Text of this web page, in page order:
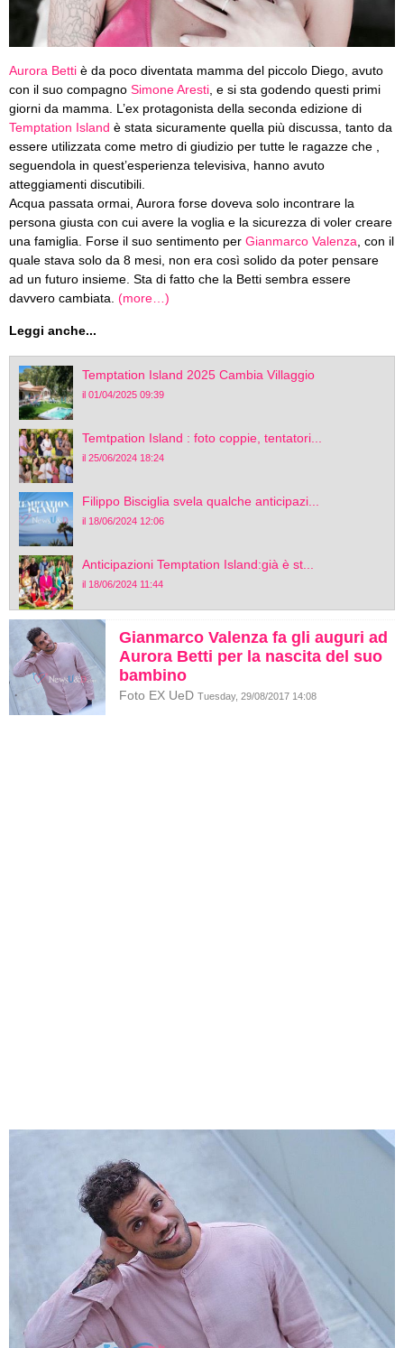
Aurora Betti è da poco diventata mamma del piccolo Diego, avuto
con il suo compagno Simone Aresti , e si sta godendo questi primi
giorni da mamma. L’ex protagonista della seconda edizione di
Temptation Island è stata sicuramente quella più discussa, tanto da
essere utilizzata come metro di giudizio per tutte le ragazze che ,
seguendola in quest’esperienza televisiva, hanno avuto
atteggiamenti discutibili.
Acqua passata ormai, Aurora forse doveva solo incontrare la
persona giusta con cui avere la voglia e la sicurezza di voler creare
una famiglia. Forse il suo sentimento per Gianmarco Valenza , con il
quale stava solo da 8 mesi, non era così solido da poter pensare
ad un futuro insieme. Sta di fatto che la Betti sembra essere
davvero cambiata. (more…)
Leggi anche...
Temptation Island 2025 Cambia Villaggio
il 01/04/2025 09:39
Temtpation Island : foto coppie, tentatori...
il 25/06/2024 18:24
Filippo Bisciglia svela qualche anticipazi...
il 18/06/2024 12:06
Anticipazioni Temptation Island:già è st...
il 18/06/2024 11:44
Gianmarco Valenza fa gli auguri ad
Aurora Betti per la nascita del suo
bambino
Foto EX UeD Tuesday, 29/08/2017 14:08